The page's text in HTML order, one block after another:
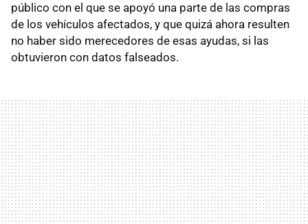
público con el que se apoyó una parte de las compras
de los vehículos afectados, y que quizá ahora resulten
no haber sido merecedores de esas ayudas, si las
obtuvieron con datos falseados.